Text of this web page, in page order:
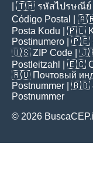
| 🇹🇭 รหัสไปรษณีย์
Código Postal
|
Posta Kodu | 🇵🇱
Postinumero | 🇵🇪
🇺🇸 ZIP Code |
Postleitzahl
| 🇪🇨
🇷🇺 Почтовый
Postnummer | 🇧🇩
Postnummer
© 2026